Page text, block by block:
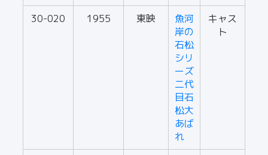
30-020 1955 東映
魚河
岸の
石松
シリ
ーズ
二代
目石
松大
あば
れ
キャス
ト